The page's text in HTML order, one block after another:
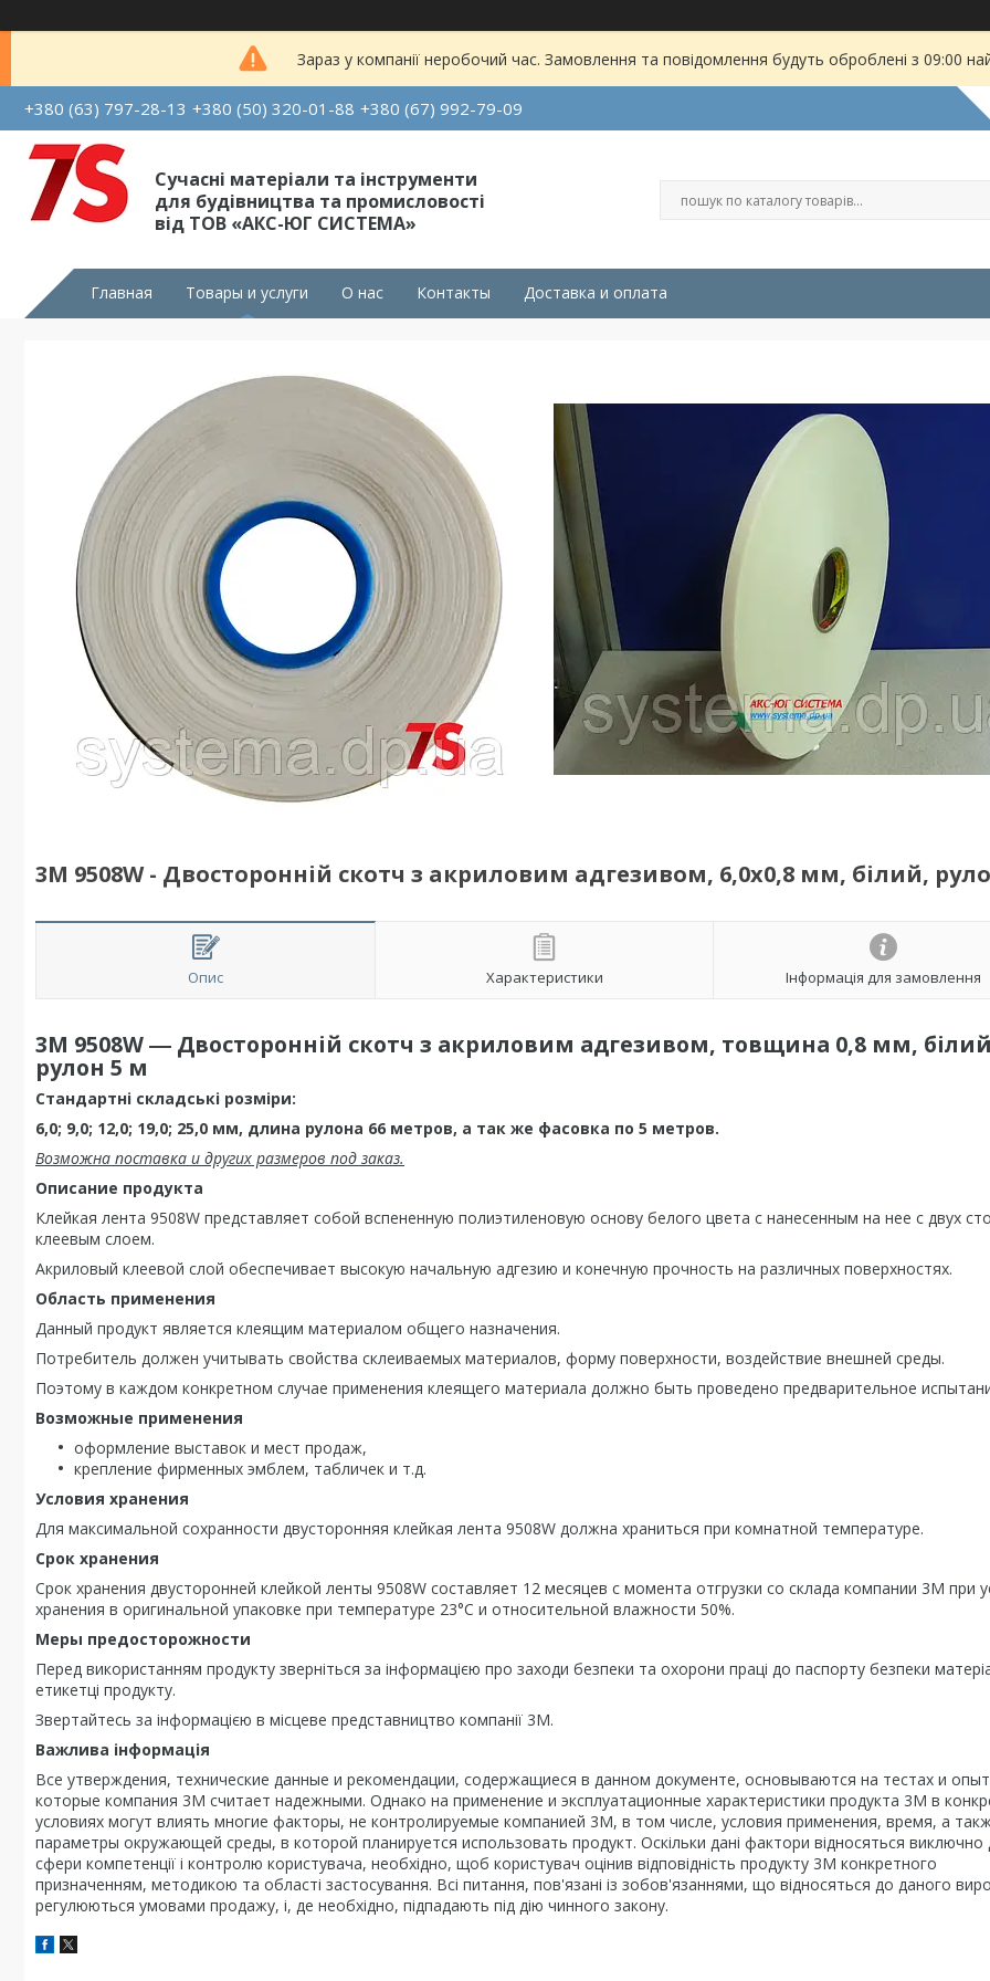
Зараз у компанії неробочий час. Замовлення та повідомлення будуть оброблені з 09:00
+380 (63) 797-28-13 +380 (50) 320-01-88 +380 (67) 992-79-09
Сучасні матеріали та інструменти
для будівництва та промисловості
від ТОВ «АКС-ЮГ СИСТЕМА»
Главная Товары и услуги О нас Контакты Доставка и оплата
3M 9508W - Двосторонній скотч з акриловим адгезивом, 6,0х0,8 мм, білий,
Опис Характеристики Інформація для замовлення
3M 9508W ― Двосторонній скотч з акриловим адгезивом, товщина 0,8 мм,
рулон 5 м
Стандартні складські розміри:
6,0; 9,0; 12,0; 19,0; 25,0 мм, длина рулона 66 метров, а так же фасовка по 5 метров.
Возможна поставка и других размеров под заказ.
Описание продукта
Клейкая лента 9508W представляет собой вспененную полиэтиленовую основу белого цвета с нанесенным на нее с двух
клеевым слоем.
Акриловый клеевой слой обеспечивает высокую начальную адгезию и конечную прочность на различных поверхностях.
Область применения
Данный продукт является клеящим материалом общего назначения.
Потребитель должен учитывать свойства склеиваемых материалов, форму поверхности, воздействие внешней среды.
Поэтому в каждом конкретном случае применения клеящего материала должно быть проведено предварительное
Возможные применения
оформление выставок и мест продаж,
крепление фирменных эмблем, табличек и т.д.
Условия хранения
Для максимальной сохранности двусторонняя клейкая лента 9508W должна храниться при комнатной температуре.
Срок хранения
Срок хранения двусторонней клейкой ленты 9508W составляет 12 месяцев с момента отгрузки со склада компании 3М при
хранения в оригинальной упаковке при температуре 23°C и относительной влажности 50%.
Меры предосторожности
Перед використанням продукту зверніться за інформацією про заходи безпеки та охорони праці до паспорту безпеки
етикетці продукту.
Звертайтесь за інформацією в місцеве представництво компанії 3М.
Важлива інформація
Все утверждения, технические данные и рекомендации, содержащиеся в данном документе, основываются на тестах и
которые компания 3М считает надежными. Однако на применение и эксплуатационные характеристики продукта 3М в
условиях могут влиять многие факторы, не контролируемые компанией 3М, в том числе, условия применения, время, а
параметры окружающей среды, в которой планируется использовать продукт. Оскільки дані фактори відносяться виключно
сфери компетенції і контролю користувача, необхідно, щоб користувач оцінив відповідність продукту 3М конкретного
призначенням, методикою та області застосування. Всі питання, пов'язані із зобов'язаннями, що відносяться до даного
регулюються умовами продажу, і, де необхідно, підпадають під дію чинного закону.